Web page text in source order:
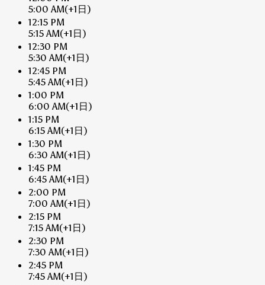
5:00 AM(+1日)
12:15 PM
5:15 AM(+1日)
12:30 PM
5:30 AM(+1日)
12:45 PM
5:45 AM(+1日)
1:00 PM
6:00 AM(+1日)
1:15 PM
6:15 AM(+1日)
1:30 PM
6:30 AM(+1日)
1:45 PM
6:45 AM(+1日)
2:00 PM
7:00 AM(+1日)
2:15 PM
7:15 AM(+1日)
2:30 PM
7:30 AM(+1日)
2:45 PM
7:45 AM(+1日)